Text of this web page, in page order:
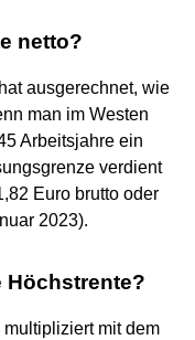
netto?
ausgerechnet, wie
man im Westen
Arbeitsjahre ein
verdient
Euro brutto oder
2023).
Höchstrente?
mit dem